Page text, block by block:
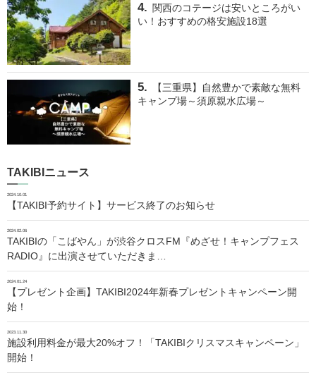
関西のコテージは安いところがい
い！おすすめの格安施設18選
【三重県】自然豊かで素敵な無料
キャンプ場～須原親水広場～
TAKIBIニュース
2024.10.01
【TAKIBI予約サイト】サービス終了のお知らせ
2024.02.06
TAKIBIの「こばやん」が渋谷クロスFM『めざせ！キャンプフェス
RADIO』に出演させていただきま…
2024.01.24
【プレゼント企画】TAKIBI2024年新春プレゼントキャンペーン開
始！
2023.11.30
施設利用料金が最大20%オフ！「TAKIBIクリスマスキャンペーン」
開始！